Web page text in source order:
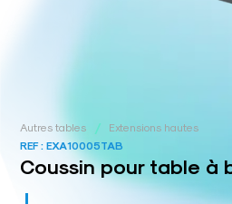
Autres tables /
Extensions hautes
REF :EXA10005TAB
Coussin pour table à